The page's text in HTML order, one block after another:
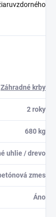
Záhradné krby
2 roky
680 kg
uhlie / drevo
zmes
Áno